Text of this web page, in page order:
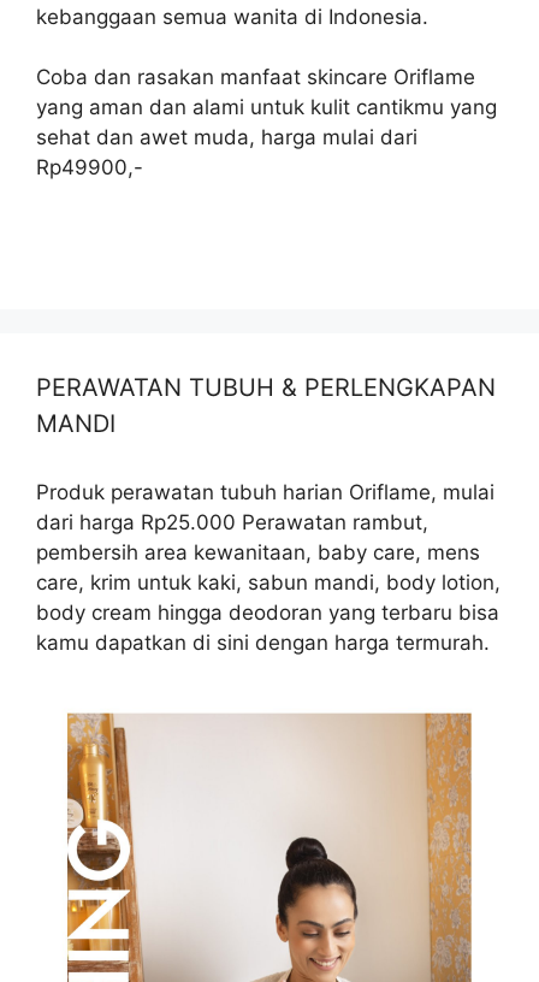
kebanggaan semua wanita di Indonesia.
Coba dan rasakan manfaat skincare Oriflame
yang aman dan alami untuk kulit cantikmu yang
sehat dan awet muda, harga mulai dari
Rp49900,-
PERAWATAN TUBUH & PERLENGKAPAN
MANDI
Produk perawatan tubuh harian Oriflame, mulai
dari harga Rp25.000 Perawatan rambut,
pembersih area kewanitaan, baby care, mens
care, krim untuk kaki, sabun mandi, body lotion,
body cream hingga deodoran yang terbaru bisa
kamu dapatkan di sini dengan harga termurah.